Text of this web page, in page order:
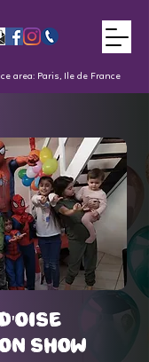
area: Paris, Ile de France
Show
Show